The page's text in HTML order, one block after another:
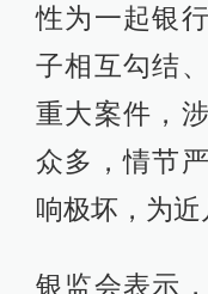
性为一起银
子相互勾结
重大案件，
众多，情节
响极坏，为近
银监会表示